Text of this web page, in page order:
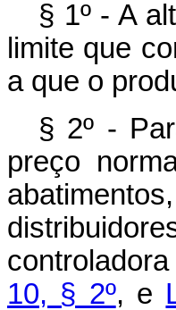
§ 1º - A
limite que
a que o
§ 2º -
preço
controladora
10, § 2º, e